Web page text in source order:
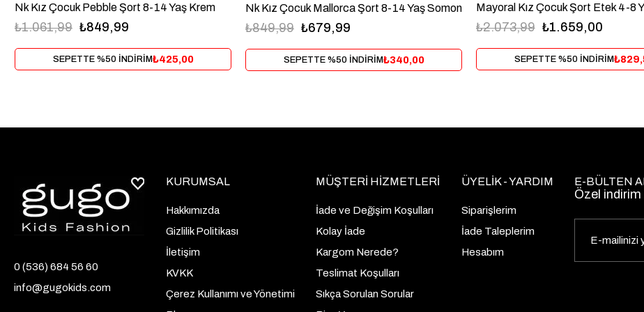
Nk Kız Çocuk Pebble Şort 8-14 Yaş Krem
₺849,99
₺1.061,99
SEPETTE %50 İNDİRİM₺425,00
Nk Kız Çocuk Mallorca Şort 8-14 Yaş Somon
₺679,99
₺849,99
SEPETTE %50 İNDİRİM₺340,00
₺1.659,00
₺2.073,99
SEPETTE %50 İNDİRİM
0 (536) 684 56 60
info@gugokids.com
KURUMSAL
Hakkımızda
Gizlilik Politikası
İletişim
KVKK
Çerez Kullanımı ve Yönetimi
MÜŞTERİ HİZMETLERİ
İade ve Değişim Koşulları
Kolay İade
Kargom Nerede?
Teslimat Koşulları
Sıkça Sorulan Sorular
ÜYELİK - YARDIM
Siparişlerim
İade Taleplerim
Hesabım
E-BÜLTEN
Özel indirim